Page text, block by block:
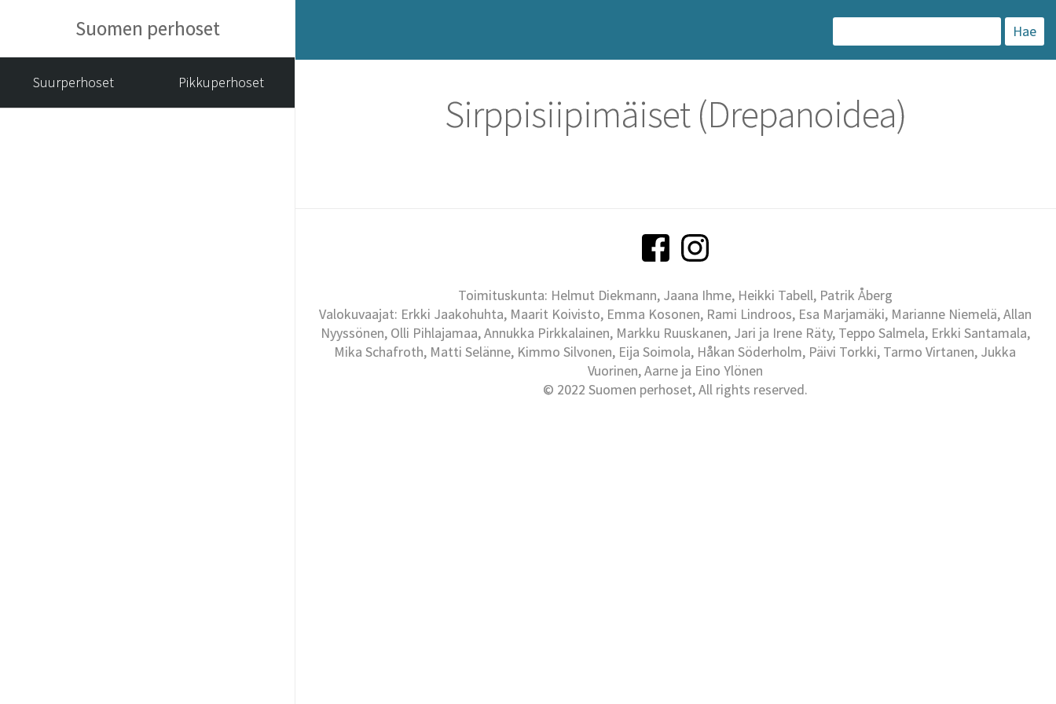
Suomen perhoset
Suurperhoset Pikkuperhoset
a
k
u
Sirppisiipimäiset (Drepanoidea)
Toimituskunta: Helmut Diekmann, Jaana Ihme, Heikki Tabell, Patrik Åberg
Valokuvaajat: Erkki Jaakohuhta, Maarit Koivisto, Emma Kosonen, Rami Lindroos, Esa Marjamäki, Marianne Niemelä, Allan
Nyyssönen, Olli Pihlajamaa, Annukka Pirkkalainen, Markku Ruuskanen, Jari ja Irene Räty, Teppo Salmela, Erkki Santamala,
Mika Schafroth, Matti Selänne, Kimmo Silvonen, Eija Soimola, Håkan Söderholm, Päivi Torkki, Tarmo Virtanen, Jukka
Vuorinen, Aarne ja Eino Ylönen
© 2022 Suomen perhoset, All rights reserved.